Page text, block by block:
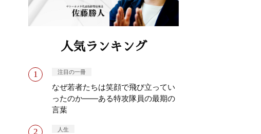
人気ランキング
注目の一冊
なぜ若者たちは笑顔で飛び立ってい
ったのか——ある特攻隊員の最期の
言葉
人生